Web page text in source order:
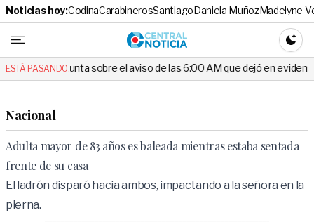
Noticias hoy:CodinaCarabinerosSantiagoDaniela MuñozMadelyne
Central
ESTÁ PASANDO:
sobre el aviso de las 6:00 AM que dejó en evidencia al Delegado
Nacional
Adulta mayor de 83 años es baleada mientras estaba sentada
frente de su casa
El ladrón disparó hacia ambos, impactando a la señora en la
pierna.